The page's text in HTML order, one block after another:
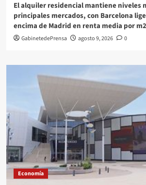
El alquiler residencial mantiene niveles
principales mercados, con Barcelona
encima de Madrid en renta media por m2
GabinetedePrensa agosto 9, 2026 0
Economía